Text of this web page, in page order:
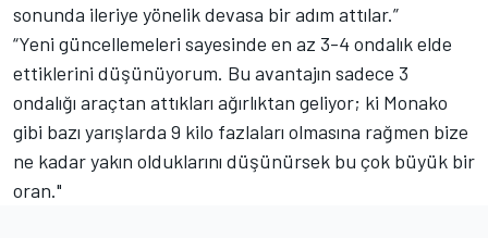
sonunda ileriye yönelik devasa bir adım attılar.”
“Yeni güncellemeleri sayesinde en az 3-4 ondalık elde
ettiklerini düşünüyorum. Bu avantajın sadece 3
ondalığı araçtan attıkları ağırlıktan geliyor; ki Monako
gibi bazı yarışlarda 9 kilo fazlaları olmasına rağmen bize
ne kadar yakın olduklarını düşünürsek bu çok büyük bir
oran."